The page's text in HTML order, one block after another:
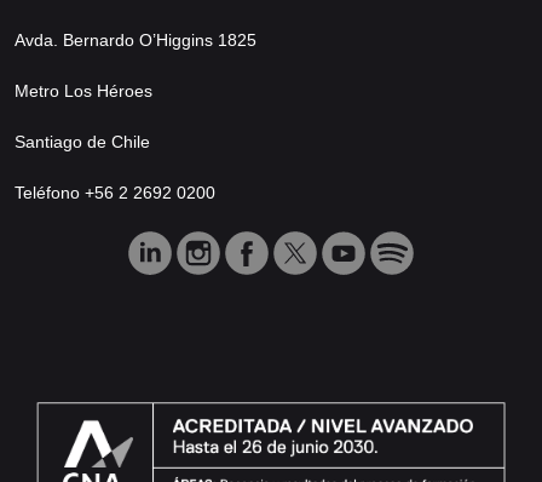
Avda. Bernardo O’Higgins 1825
Metro Los Héroes
Santiago de Chile
Teléfono +56 2 2692 0200